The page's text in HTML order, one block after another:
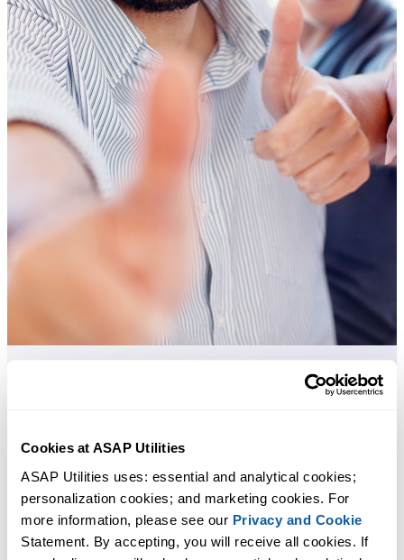
Cookies at ASAP Utilities
ASAP Utilities uses: essential and analytical cookies;
personalization cookies; and marketing cookies. For
more information, please see our Privacy and Cookie
Statement. By accepting, you will receive all cookies. If
Strumenti pratici che molti utenti di Excel vorrebbero integrati in
Risparmia tempo in Excel. Così semplice.
ASAP Utilities ti aiuta a risparmiare tempo e a fare cose che Excel da